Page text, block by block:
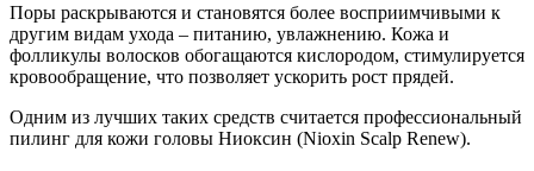
Поры раскрываются и становятся более восприимчивыми к
другим видам ухода – питанию, увлажнению. Кожа и
фолликулы волосков обогащаются кислородом, стимулируется
кровообращение, что позволяет ускорить рост прядей.
Одним из лучших таких средств считается профессиональный
пилинг для кожи головы Ниоксин (Nioxin Scalp Renew).